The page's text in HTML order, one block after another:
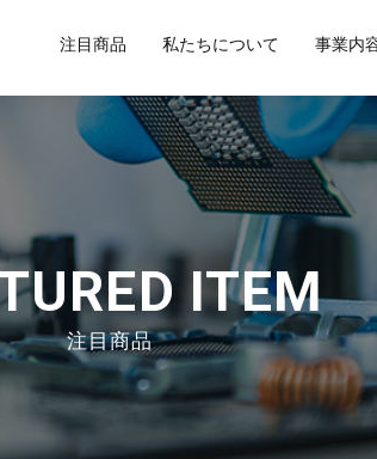
注目商品 私たちについて 事業内
ITEM
注目商品